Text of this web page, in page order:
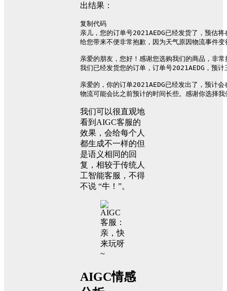
出结果：
复制代码
亲儿，您的订单号2021AEDG已经发货了，预估
给您带来不便非常抱歉，因为天气原因物流事件
亲爱的朋友，您好！感谢您选购我们的商品，非
我们已经发货您的订单，订单号2021AEDG，预
亲爱的，你的订单2021AEDG已经发出了，预计
物流可能会比之前预计的时间长些。感谢你选择
我们可以很直观地
看到AIGC客服的
效果，会给每个人
都生成不一样的但
是语义相同的回
复，相较于传统人
工智能客服，不得
不说 “牛！”。
AIGC情感